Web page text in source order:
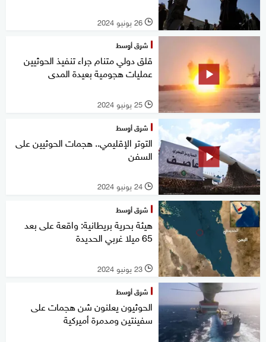
l 26 يونيو 2024
شرق أوسط
قلق دولي متنام جراء تنفيذ الحوثيين
عمليات هجومية بعيدة المدى
l 25 يونيو 2024
شرق أوسط
التوتر الإقليمي.. هجمات الحوثيين على
السفن
l 24 يونيو 2024
شرق أوسط
هيئة بحرية بريطانية: واقعة على بعد
65 ميلا غربي الحديدة
l 23 يونيو 2024
شرق أوسط
الحوثيون يعلنون شن هجمات على
سفينتين ومدمرة أميركية